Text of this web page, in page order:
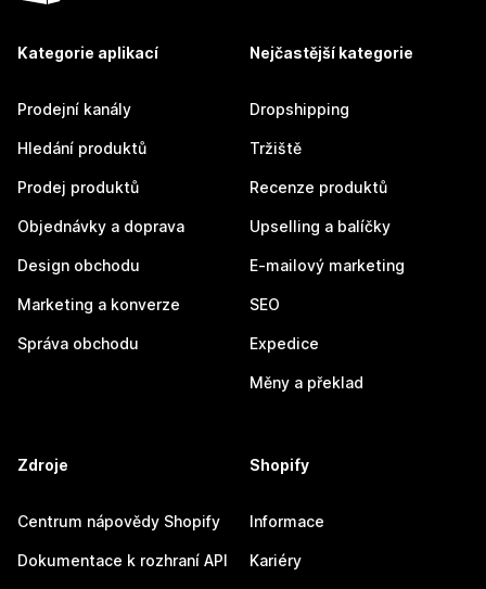
Kategorie aplikací
Prodejní kanály
Hledání produktů
Prodej produktů
Objednávky a doprava
Design obchodu
Marketing a konverze
Správa obchodu
Nejčastější kategorie
Dropshipping
Tržiště
Recenze produktů
Upselling a balíčky
E-mailový marketing
SEO
Expedice
Měny a překlad
Zdroje
Centrum nápovědy Shopify
Dokumentace k rozhraní API
Shopify
Informace
Kariéry